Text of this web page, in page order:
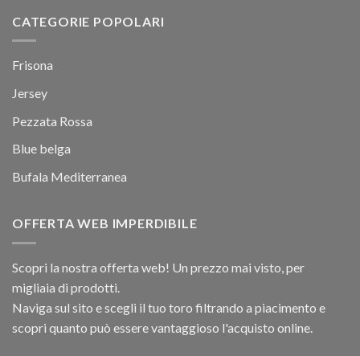
CATEGORIE POPOLARI
Frisona
Jersey
Pezzata Rossa
Blue belga
Bufala Mediterranea
OFFERTA WEB IMPERDIBILE
Scopri la nostra offerta web! Un prezzo mai visto, per
migliaia di prodotti.
Naviga sul sito e scegli il tuo toro filtrando a piacimento e
scopri quanto può essere vantaggioso l'acquisto online.